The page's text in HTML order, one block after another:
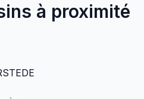
à proximité